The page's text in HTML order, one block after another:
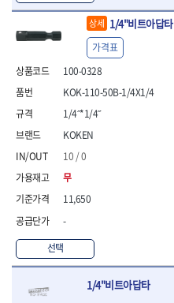
원예.사무용품
- 전지가위
- 전정톱
- 접톱
- 목공톱
- 다목적가위
- 안전커터칼
- 휠메저
- 마킹
- 철공용줄
- 목공용줄
- 조줄세트
상세 1/4"비트아답타
100-0328
KOKEN
10 / 0
무
11,650
-
선택
KOK-110-50B-1/4X1/4
1/4˝*1/4˝
가격표
1/4"비트아답타